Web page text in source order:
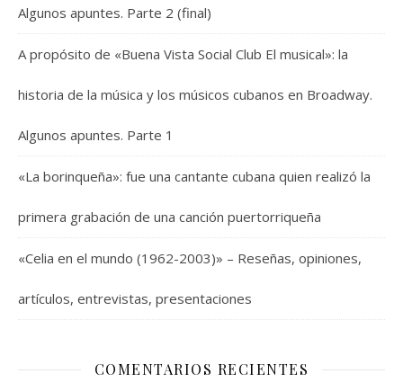
Algunos apuntes. Parte 2 (final)
A propósito de «Buena Vista Social Club El musical»: la
historia de la música y los músicos cubanos en Broadway.
Algunos apuntes. Parte 1
«La borinqueña»: fue una cantante cubana quien realizó la
primera grabación de una canción puertorriqueña
«Celia en el mundo (1962-2003)» – Reseñas, opiniones,
artículos, entrevistas, presentaciones
COMENTARIOS RECIENTES